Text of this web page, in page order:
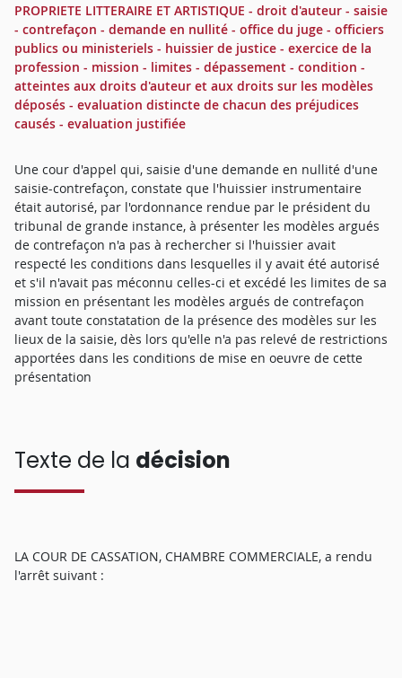
PROPRIETE LITTERAIRE ET ARTISTIQUE - droit d'auteur - saisie
- contrefaçon - demande en nullité - office du juge - officiers
publics ou ministeriels - huissier de justice - exercice de la
profession - mission - limites - dépassement - condition -
atteintes aux droits d'auteur et aux droits sur les modèles
déposés - evaluation distincte de chacun des préjudices
causés - evaluation justifiée
Une cour d'appel qui, saisie d'une demande en nullité d'une
saisie-contrefaçon, constate que l'huissier instrumentaire
était autorisé, par l'ordonnance rendue par le président du
tribunal de grande instance, à présenter les modèles argués
de contrefaçon n'a pas à rechercher si l'huissier avait
respecté les conditions dans lesquelles il y avait été autorisé
et s'il n'avait pas méconnu celles-ci et excédé les limites de sa
mission en présentant les modèles argués de contrefaçon
avant toute constatation de la présence des modèles sur les
lieux de la saisie, dès lors qu'elle n'a pas relevé de restrictions
apportées dans les conditions de mise en oeuvre de cette
présentation
Texte de la décision
LA COUR DE CASSATION, CHAMBRE COMMERCIALE, a rendu
l'arrêt suivant :